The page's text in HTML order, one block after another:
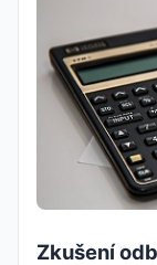
Zkušení